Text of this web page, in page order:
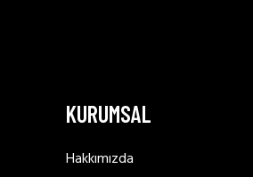
KURUMSAL
Hakkımızda